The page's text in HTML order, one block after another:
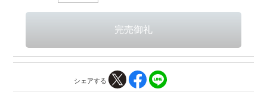
シェアする